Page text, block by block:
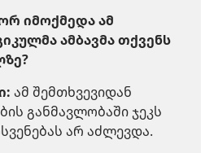
იმოქმედა ამ
ამბავმა თქვენს
ამ შემთხვევიდან
განმავლობაში ჯეკს
არ აძლევდა.